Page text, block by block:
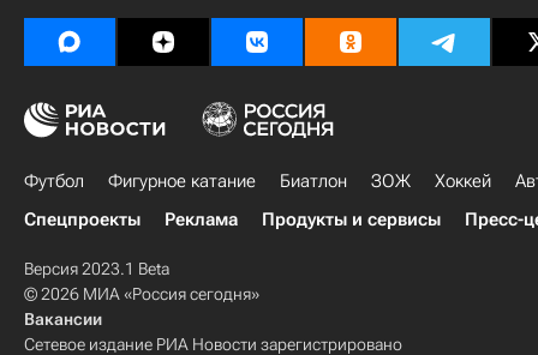
Футбол Фигурное катание Биатлон ЗОЖ Хоккей
Спецпроекты
Реклама Продукты и сервисы Пресс-
Версия 2023.1 Beta
© 2026 МИА «Россия сегодня»
Вакансии
Сетевое издание РИА Новости зарегистрировано